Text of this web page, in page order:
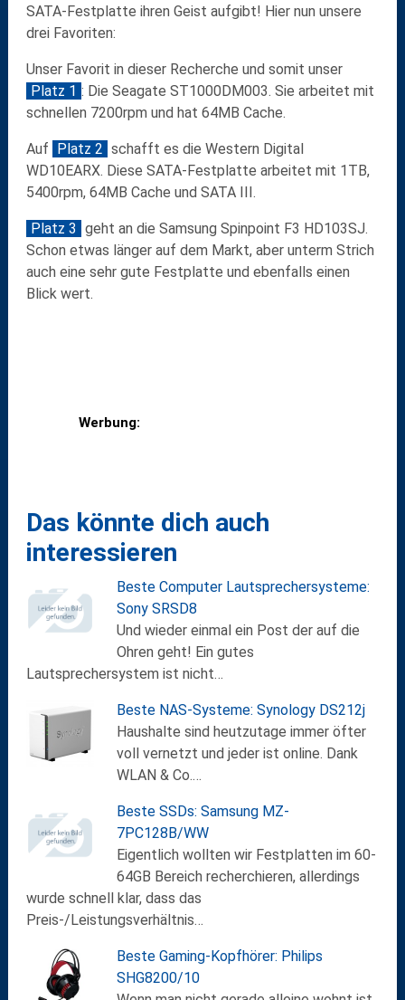
SATA-Festplatte ihren Geist aufgibt! Hier nun unsere
drei Favoriten:
Unser Favorit in dieser Recherche und somit unser
Platz 1 : Die Seagate ST1000DM003. Sie arbeitet mit
schnellen 7200rpm und hat 64MB Cache.
Auf Platz 2 schafft es die Western Digital
WD10EARX. Diese SATA-Festplatte arbeitet mit 1TB,
5400rpm, 64MB Cache und SATA III.
Platz 3 geht an die Samsung Spinpoint F3 HD103SJ.
Schon etwas länger auf dem Markt, aber unterm Strich
auch eine sehr gute Festplatte und ebenfalls einen
Blick wert.
Werbung:
Das könnte dich auch
interessieren
Beste Computer Lautsprechersysteme:
Sony SRSD8
Und wieder einmal ein Post der auf die
Ohren geht! Ein gutes
Lautsprechersystem ist nicht…
Beste NAS-Systeme: Synology DS212j
Haushalte sind heutzutage immer öfter
voll vernetzt und jeder ist online. Dank
WLAN & Co.…
Beste SSDs: Samsung MZ-
7PC128B/WW
Eigentlich wollten wir Festplatten im 60-
64GB Bereich recherchieren, allerdings
wurde schnell klar, dass das
Preis-/Leistungsverhältnis…
Beste Gaming-Kopfhörer: Philips
SHG8200/10